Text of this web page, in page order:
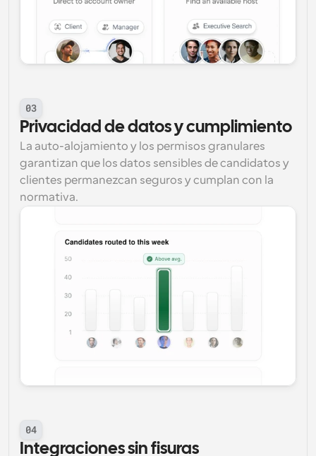
03
Privacidad de datos y cumplimiento
La auto-alojamiento y los permisos granulares
garantizan que los datos sensibles de candidatos y
clientes permanezcan seguros y cumplan con la
normativa.
04
Integraciones sin fisuras